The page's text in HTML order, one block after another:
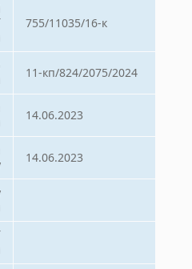
755/11035/16-к
11-кп/824/2075/2024
14.06.2023
14.06.2023